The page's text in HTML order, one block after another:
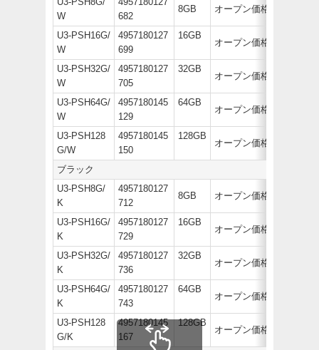
W
682
8GB オープン価格
U3-PSH16G/
W
4957180127
699
16GB
オープン価格
U3-PSH32G/
W
4957180127
705
32GB
オープン価格
U3-PSH64G/
W
4957180145
129
64GB
オープン価格
U3-PSH128
G/W
4957180145
150
128GB
オープン価格
ブラック
U3-PSH8G/
K
4957180127
712
8GB オープン価格
U3-PSH16G/
K
4957180127
729
16GB
オープン価格
U3-PSH32G/
K
4957180127
736
32GB
オープン価格
U3-PSH64G/
K
4957180127
743
64GB
オープン価格
U3-PSH128
G/K
4957180145
167
128GB
オープン価格